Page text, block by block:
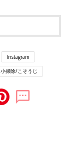
Instagram
小掃除/こそうじ